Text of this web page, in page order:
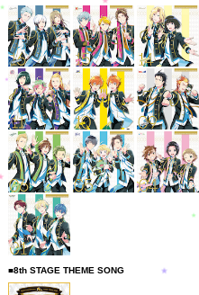
■8th STAGE THEME SONG